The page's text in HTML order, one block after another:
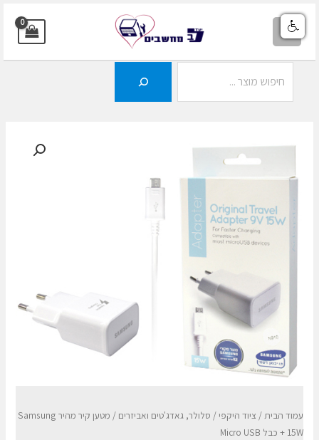
דילוג
לתוכן
MAIN
עמוד הבית/ ציוד היקפי/ סלולר, גאדג'טים ואביזרים
/ מטען קיר מהיר Samsung
15W + כבל Micro USB